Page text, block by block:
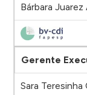
Bárbara Juarez
Gerente
Sara Teresinha